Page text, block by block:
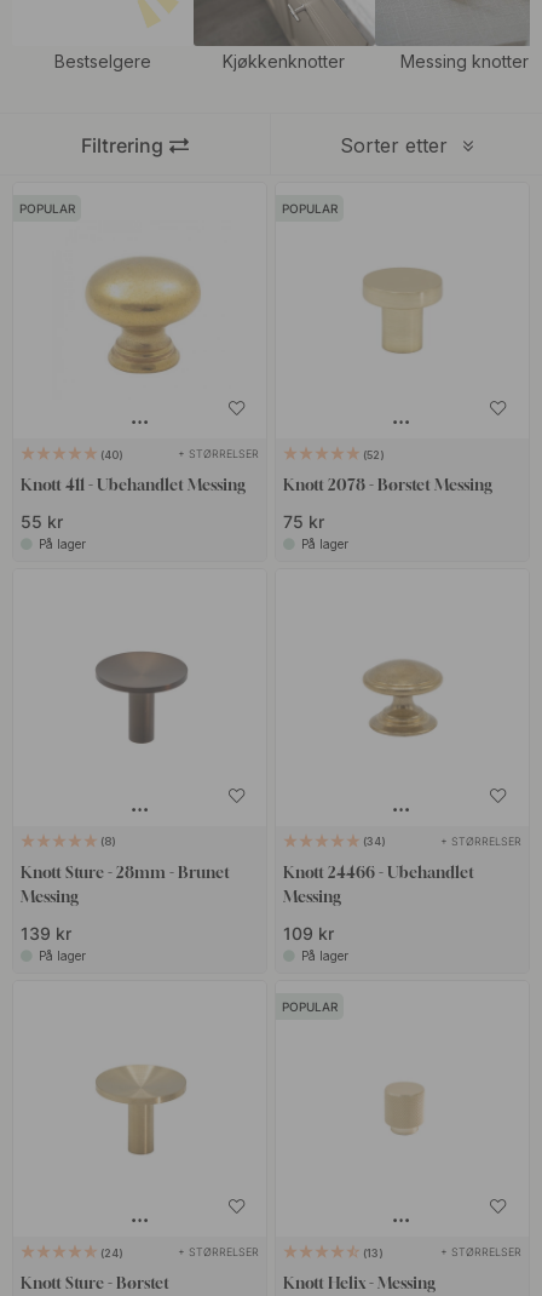
Kombiner gjerne våre messingknotter med våre stilige
hjemmet.
Bestselgere Kjøkkenknotter Messing knotter
Sorter etter
Filtrering
POPULAR
40 + STØRRELSER
Knott 411 - Ubehandlet Messing
55 kr
På lager
POPULAR
52
Knott 2078 - Børstet Messing
75 kr
På lager
8
Knott Sture - 28mm - Brunet
Messing
139 kr
På lager
34 + STØRRELSER
Knott 24466 - Ubehandlet
Messing
109 kr
På lager
24 + STØRRELSER
Knott Sture - Børstet
POPULAR
13 + STØRRELSER
Knott Helix - Messing